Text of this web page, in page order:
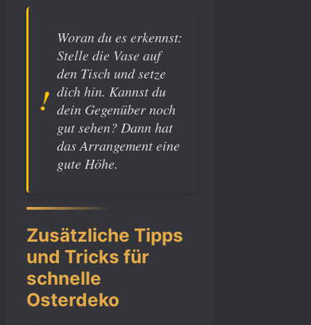
Woran du es erkennst:
Stelle die Vase auf
den Tisch und setze
dich hin. Kannst du
dein Gegenüber noch
gut sehen? Dann hat
das Arrangement eine
gute Höhe.
Zusätzliche Tipps
und Tricks für
schnelle
Osterdeko